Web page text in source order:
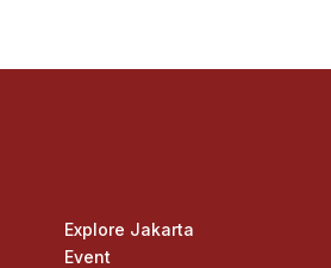
Explore Jakarta
Event